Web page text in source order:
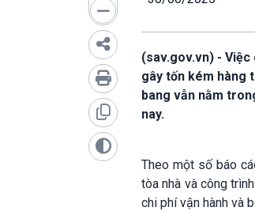
(sav.gov.vn) -
gây tốn kém hàng
bang vẫn nằm
nay.
Theo một số báo
tòa nhà và công
chi phí vận hành và